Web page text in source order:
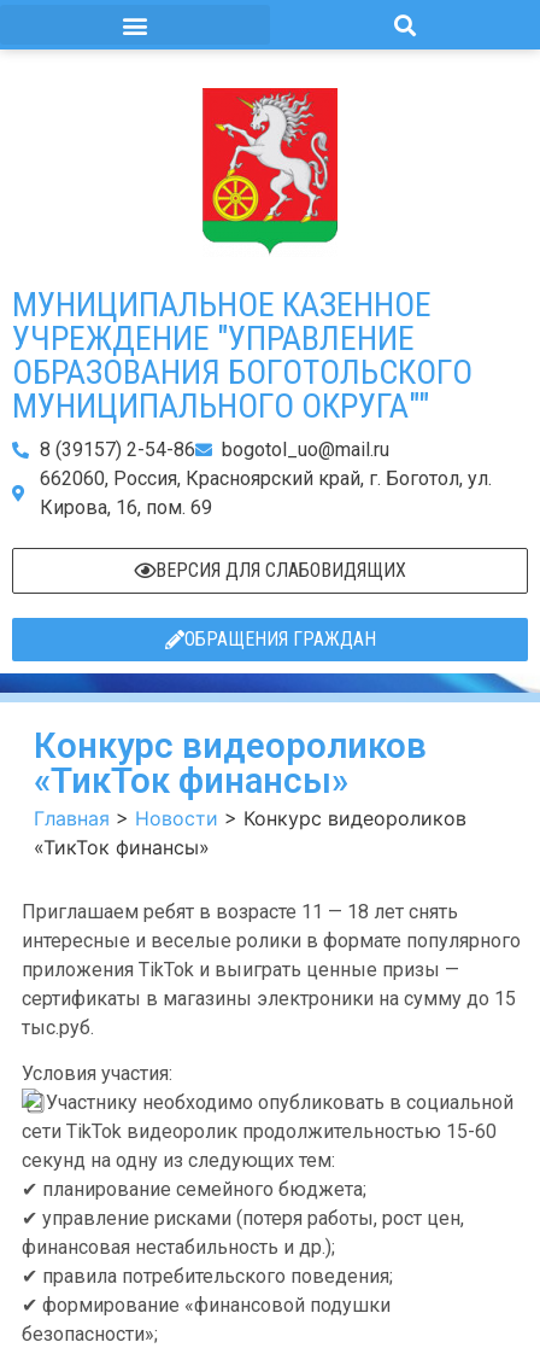
МУНИЦИПАЛЬНОЕ КАЗЕННОЕ
УЧРЕЖДЕНИЕ "УПРАВЛЕНИЕ
ОБРАЗОВАНИЯ БОГОТОЛЬСКОГО
МУНИЦИПАЛЬНОГО ОКРУГА""
8 (39157) 2-54-86
bogotol_uo@mail.ru
662060, Россия, Красноярский край, г. Боготол, ул.
Кирова, 16, пом. 69
ВЕРСИЯ ДЛЯ СЛАБОВИДЯЩИХ
ОБРАЩЕНИЯ ГРАЖДАН
Конкурс видеороликов
«ТикТок финансы»
Главная > Новости > Конкурс видеороликов
«ТикТок финансы»
Приглашаем ребят в возрасте 11 — 18 лет снять
интересные и веселые ролики в формате популярного
приложения TikTok и выиграть ценные призы —
сертификаты в магазины электроники на сумму до 15
тыс.руб.
Условия участия:
Участнику необходимо опубликовать в социальной
сети TikTok видеоролик продолжительностью 15-60
секунд на одну из следующих тем:
✔ планирование семейного бюджета;
✔ управление рисками (потеря работы, рост цен,
финансовая нестабильность и др.);
✔ правила потребительского поведения;
✔ формирование «финансовой подушки
безопасности»;